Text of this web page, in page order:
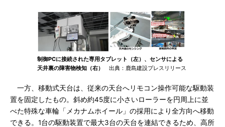
制御PCに接続された専用タブレット（左）、センサによる
天井裏の障害物検知（右）
出典：鹿島建設プレスリリース
一方、移動式天台は、従来の天台へリモコン操作可能な駆動装
置を固定したもの。斜め約45度に小さいローラーを円周上に並
べた特殊な車輪「メカナムホイール」の採用により全方向へ移動
できる。1台の駆動装置で最大3台の天台を連結できるため、高所